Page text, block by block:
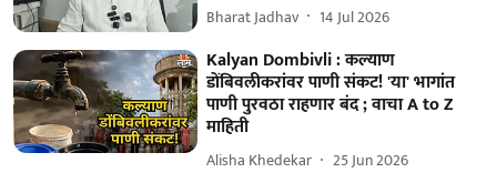
Bharat Jadhav 14 Jul 2026
Kalyan Dombivli : कल्याण
डोंबिवलीकरांवर पाणी संकट! 'या' भागांत
पाणी पुरवठा राहणार बंद ; वाचा A to Z
माहिती
Alisha Khedekar 25 Jun 2026